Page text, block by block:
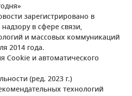
зарегистрировано в
в сфере связи,
и массовых коммуникаций
2014 года.
Cookie и автоматического
(ред. 2023 г.)
технологий